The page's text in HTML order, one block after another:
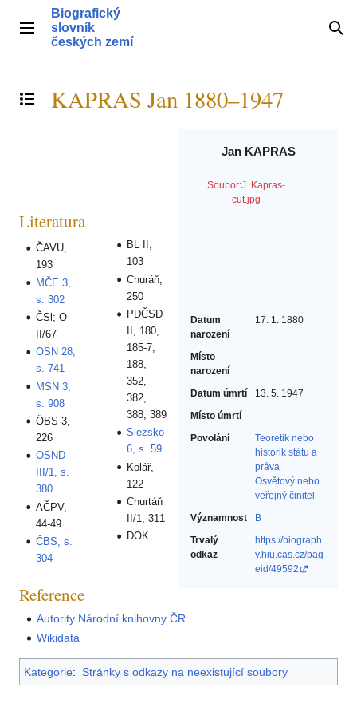
obsahHlavní menu
Biografický
slovník
českých zemí
Přepnout obsah
KAPRAS Jan 1880–1947
Jan KAPRAS
Soubor:J. Kapras-
cut.jpg
Datum
narození
17. 1. 1880
Místo
narození
Datum úmrtí
13. 5. 1947
Místo úmrtí
Povolání
Teoretik nebo
historik státu a
práva‎
Osvětový nebo
veřejný činitel‎
Významnost
B
Trvalý
odkaz
https://biograph
y.hiu.cas.cz/pag
eid/49592
Literatura
ČAVU,
193
MČE 3,
s. 302
ČSl; O
II/67
OSN 28,
s. 741
MSN 3,
s. 908
ÖBS 3,
226
OSND
III/1, s.
380
AČPV,
44-49
ČBS, s.
304
BL II,
103
Churáň,
250
PDČSD
II, 180,
185-7,
188,
352,
382,
388, 389
Slezsko
6, s. 59
Kolář,
122
Churtáň
II/1, 311
DOK
Reference
Autority Národní knihovny ČR
Wikidata
Kategorie: Stránky s odkazy na neexistující soubory